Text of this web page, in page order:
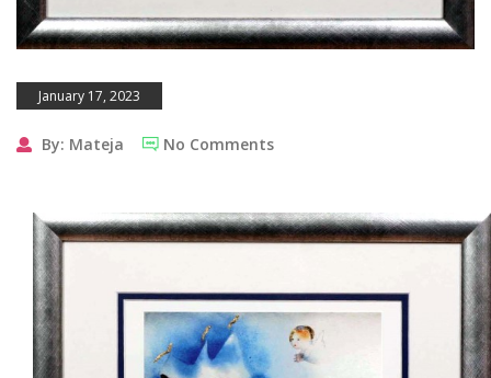
January 17, 2023
By: Mateja No Comments